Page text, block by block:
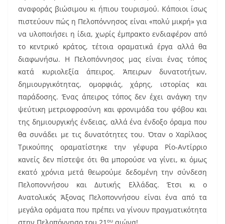
αναφοράς βιώσιμου κι ήπιου τουρισμού. Κάποιοι ίσως
πιστεύουν πώς η Πελοπόννησος είναι «πολύ μικρή» για
να υλοποιήσει η ίδια, χωρίς έμπρακτο ενδιαφέρον από
το κεντρικό κράτος, τέτοια οραματικά έργα αλλά θα
διαφωνήσω. Η Πελοπόννησος μας είναι ένας τόπος
κατά κυριολεξία άπειρος. Άπειρων δυνατοτήτων,
δημιουργικότητας, ομορφιάς, χάρης, ιστορίας και
παράδοσης. Ένας άπειρος τόπος δεν έχει ανάγκη την
ψεύτικη μετριοφροσύνη και φρονιμάδα του φόβου και
της δημιουργικής ένδειας, αλλά ένα ένδοξο όραμα που
θα συνάδει με τις δυνατότητες του. Όταν ο Χαρίλαος
Τρικούπης οραματίστηκε την γέφυρα Ρίο-Αντίρριο
κανείς δεν πίστεψε ότι θα μπορούσε να γίνει, κι όμως
εκατό χρόνια μετά θεωρούμε δεδομένη την σύνδεση
Πελοποννήσου και Δυτικής Ελλάδας. Έτσι κι ο
Ανατολικός Άξονας Πελοποννήσου είναι ένα από τα
μεγάλα οράματα που πρέπει να γίνουν πραγματικότητα
ου